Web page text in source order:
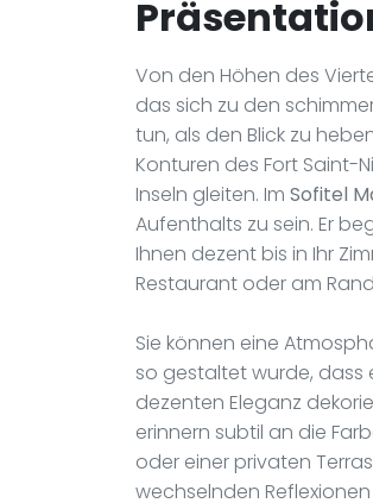
Von den Höhen des
das sich zu den
tun, als den Blick zu
Konturen des Fort Saint-
Inseln gleiten. Im Sofitel
Aufenthalts zu sein. Er
Ihnen dezent bis in Ihr
Restaurant oder am
Sie können eine
so gestaltet wurde, dass
dezenten Eleganz
erinnern subtil an die
oder einer privaten
wechselnden